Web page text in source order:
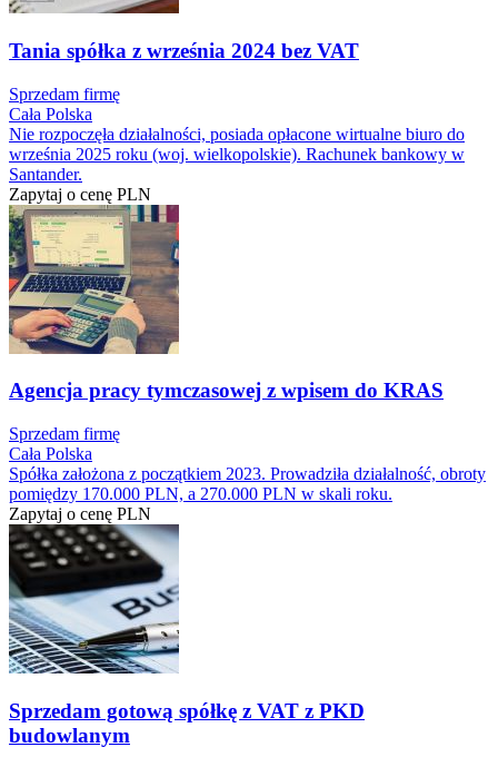
Tania spółka z września 2024 bez VAT
Sprzedam firmę
Cała Polska
Nie rozpoczęła działalności, posiada opłacone wirtualne biuro do
września 2025 roku (woj. wielkopolskie). Rachunek bankowy w
Santander.
Zapytaj o cenę PLN
Agencja pracy tymczasowej z wpisem do KRAS
Sprzedam firmę
Cała Polska
Spółka założona z początkiem 2023. Prowadziła działalność, obroty
pomiędzy 170.000 PLN, a 270.000 PLN w skali roku.
Zapytaj o cenę PLN
Sprzedam gotową spółkę z VAT z PKD
budowlanym